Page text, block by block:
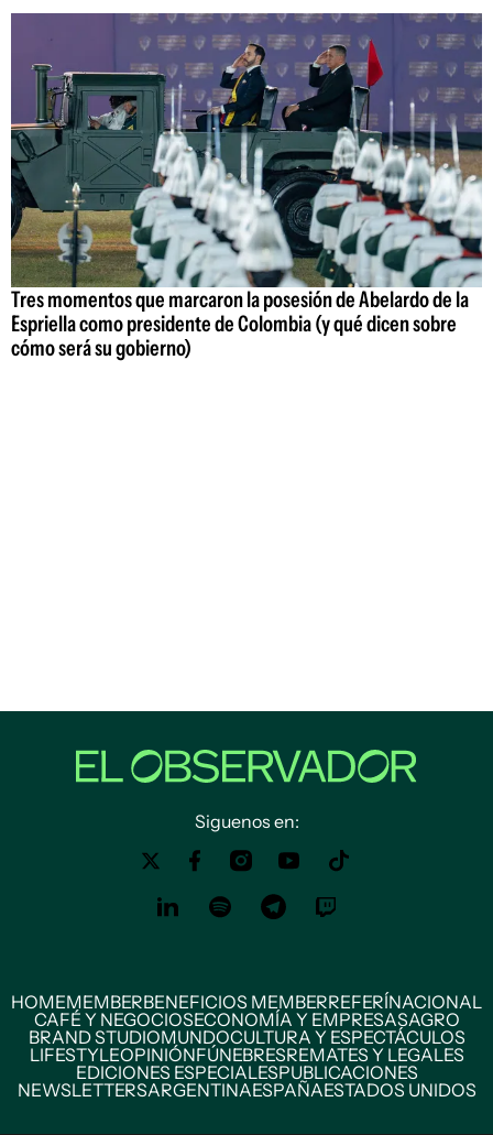
Tres momentos que marcaron la posesión de Abelardo de la
Espriella como presidente de Colombia (y qué dicen sobre
cómo será su gobierno)
Siguenos en:
HOMEMEMBERBENEFICIOS MEMBERREFERÍNACIONAL
CAFÉ Y NEGOCIOSECONOMÍA Y EMPRESASAGRO
BRAND STUDIOMUNDOCULTURA Y ESPECTÁCULOS
LIFESTYLEOPINIÓNFÚNEBRESREMATES Y LEGALES
EDICIONES ESPECIALESPUBLICACIONES
NEWSLETTERSARGENTINAESPAÑAESTADOS UNIDOS